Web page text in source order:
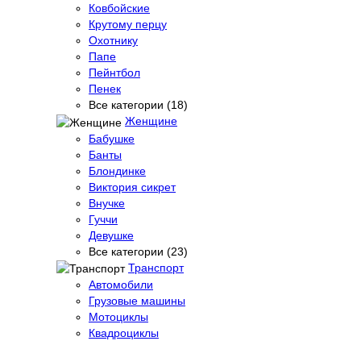
Ковбойские
Крутому перцу
Охотнику
Папе
Пейнтбол
Пенек
Все категории (18)
Женщине
Бабушке
Банты
Блондинке
Виктория сикрет
Внучке
Гуччи
Девушке
Все категории (23)
Транспорт
Автомобили
Грузовые машины
Мотоциклы
Квадроциклы